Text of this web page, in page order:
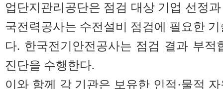
업단지관리공단은 점검 대상 기업 선정
국전력공사는 수전설비 점검에 필요한 기
다. 한국전기안전공사는 점검 결과 부
진단을 수행한다.
이와 함께 각 기관은 보유한 인적·물적